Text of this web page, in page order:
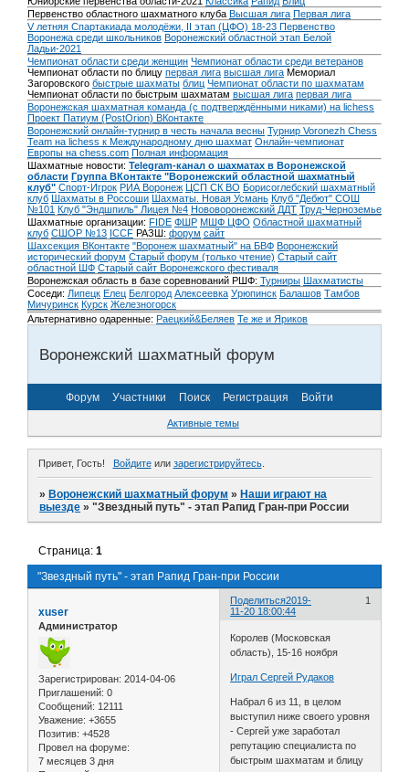
Первенство областного шахматного клуба Высшая лига Первая лига
V летняя Спартакиада молодёжи, II этап (ЦФО) 18-23 Первенство
Воронежа среди школьников Воронежский областной этап Белой
Ладьи-2021
Чемпионат области среди женщин Чемпионат области среди ветеранов
Чемпионат области по блицу первая лига высшая лига Мемориал
Загоровского быстрые шахматы блиц Чемпионат области по шахматам
Чемпионат области по быстрым шахматам высшая лига первая лига
Воронежская шахматная команда (с подтверждёнными никами) на lichess
Проект Патиум (PostOrion) ВКонтакте
Воронежский онлайн-турнир в честь начала весны Турнир Voronezh Chess
Team на lichess к Международному дню шахмат Онлайн-чемпионат
Европы на chess.com Полная информация
Шахматные новости: Telegram-канал о шахматах в Воронежской
области Группа ВКонтакте "Воронежский областной шахматный
клуб" Спорт-Игрок РИА Воронеж ЦСП СК ВО Борисоглебский шахматный
клуб Шахматы в Россоши Шахматы. Новая Усмань Клуб "Дебют" СОШ
№101 Клуб "Эндшпиль" Лицея №4 Нововоронежский ДДТ Труд-Черноземье
Шахматные организации: FIDE ФШР МШФ ЦФО Областной шахматный
клуб СШОР №13 ICCF РАЗШ: форум сайт
Шахсекция ВКонтакте "Воронеж шахматный" на БВФ Воронежский
исторический форум Cтарый форум (только чтение) Старый сайт
областной ШФ Старый сайт Воронежского фестиваля
Воронежская область в базе соревнований РШФ: Турниры Шахматисты
Соседи: Липецк Елец Белгород Алексеевка Урюпинск Балашов Тамбов
Мичуринск Курск Железногорск
Альтернативно одаренные: Раецкий&Беляев Те же и Яриков
Воронежский шахматный форум
Форум Участники Поиск Регистрация Войти
Активные темы
Привет, Гость! Войдитеили зарегистрируйтесь.
»Воронежский шахматный форум »Наши играют на
выезде »"Звездный путь" - этап Рапид Гран-при России
"Звездный путь" - этап Рапид Гран-при России
Страница:1
Поделиться 1
2019-
11-20 18:00:44
xuser
Администратор
Зарегистрирован: 2014-04-06
Приглашений: 0
Сообщений: 12111
Уважение: +3655
Позитив: +4528
Провел на форуме:
7 месяцев 3 дня
Королев (Московская
область), 15-16 ноября
Играл Сергей Рудаков
Набрал 6 из 11, в целом
выступил ниже своего уровня
- Сергей уже заработал
репутацию специалиста по
быстрым шахматам и блицу